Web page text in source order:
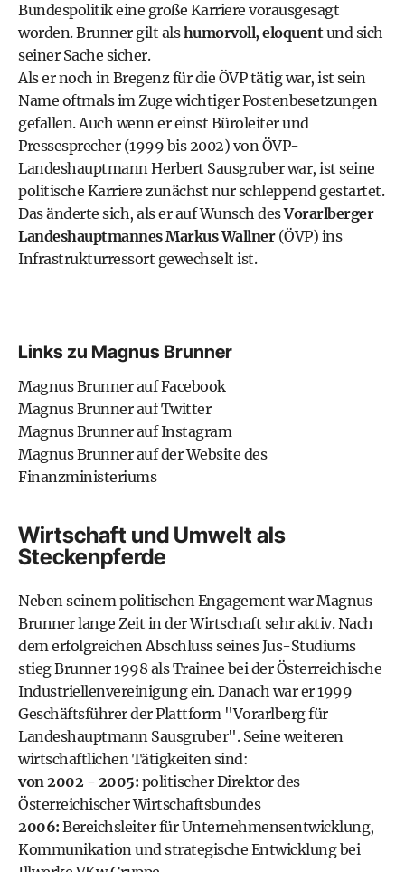
Bundespolitik eine große Karriere vorausgesagt
worden. Brunner gilt alshumorvoll, eloquentund sich
seiner Sache sicher.
Als er noch in Bregenz für die ÖVP tätig war, ist sein
Name oftmals im Zuge wichtiger Postenbesetzungen
gefallen. Auch wenn er einst Büroleiter und
Pressesprecher (1999 bis 2002) von ÖVP-
Landeshauptmann Herbert Sausgruber war, ist seine
politische Karriere zunächst nur schleppend gestartet.
Das änderte sich, als er auf Wunsch desVorarlberger
Landeshauptmannes Markus Wallner(ÖVP) ins
Infrastrukturressort gewechselt ist.
Links zu Magnus Brunner
Magnus Brunner auf Facebook
Magnus Brunner auf Twitter
Magnus Brunner auf Instagram
Magnus Brunner auf der Website des
Finanzministeriums
Wirtschaft und Umwelt als
Steckenpferde
Neben seinem politischen Engagement war Magnus
Brunner lange Zeit in der Wirtschaft sehr aktiv. Nach
dem erfolgreichen Abschluss seines Jus-Studiums
stieg Brunner 1998 als Trainee bei der Österreichische
Industriellenvereinigung ein. Danach war er 1999
Geschäftsführer der Plattform "Vorarlberg für
Landeshauptmann Sausgruber". Seine weiteren
wirtschaftlichen Tätigkeiten sind:
von 2002 - 2005: politischer Direktor des
Österreichischer Wirtschaftsbundes
2006: Bereichsleiter für Unternehmensentwicklung,
Kommunikation und strategische Entwicklung bei